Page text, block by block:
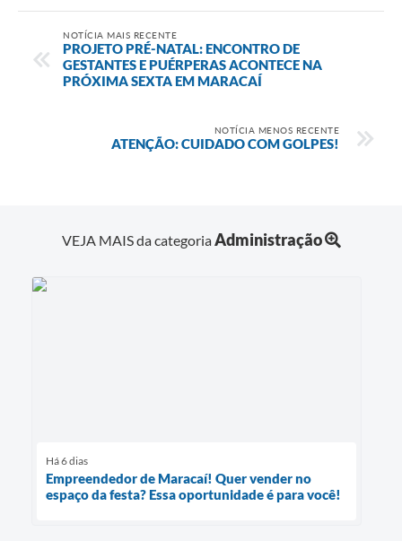
NOTÍCIA MAIS RECENTE
PROJETO PRÉ-NATAL: ENCONTRO DE
GESTANTES E PUÉRPERAS ACONTECE NA
PRÓXIMA SEXTA EM MARACAÍ
NOTÍCIA MENOS RECENTE
ATENÇÃO: CUIDADO COM GOLPES!
VEJA MAIS da categoriaAdministração
Há 6 dias
Empreendedor de Maracaí! Quer vender no
espaço da festa? Essa oportunidade é para você!